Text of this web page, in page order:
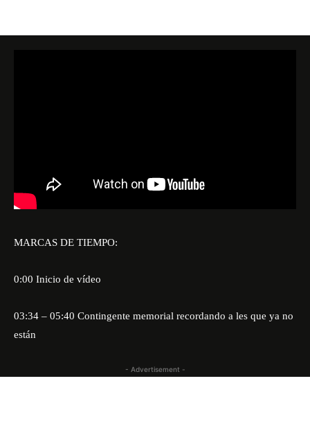
MARCAS DE TIEMPO:
0:00 Inicio de vídeo
03:34 – 05:40 Contingente memorial recordando a les que ya no
están
- Advertisement -